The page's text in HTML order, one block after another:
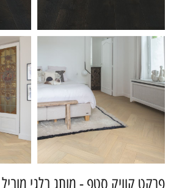
פרקט קוויק סטפ - מותג בלגי מוביל